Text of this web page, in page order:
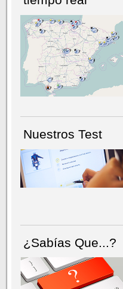
NÚMERO ACTUALHEMEROTECA
Nuestros Test
¿Sabías Que...?